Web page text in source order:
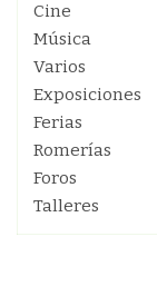
Cine
Música
Varios
Exposiciones
Ferias
Romerías
Foros
Talleres